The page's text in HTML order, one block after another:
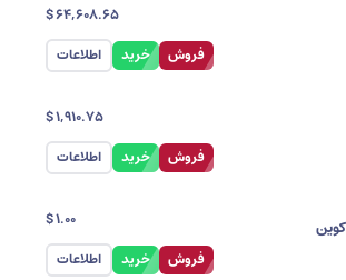
64,608.65
$
اطلاعات
خرید فروش
1,910.75
$
اطلاعات
خرید فروش
1.00
$
اطلاعات
خرید فروش